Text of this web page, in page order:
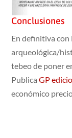
Conclusiones
En definitiva con
arqueológica/
tebeo de poner
Publica GP
económico